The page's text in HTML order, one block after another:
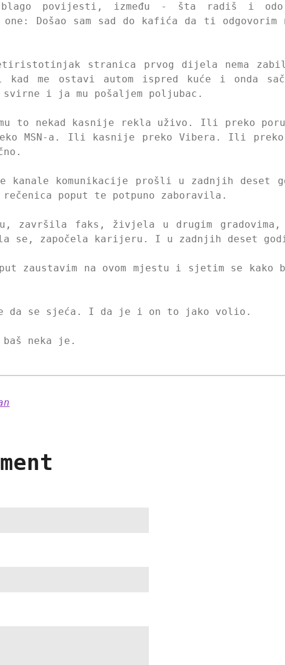
povijesti, između - šta radiš i
Došao sam sad do kafića da ti odgovorim
stranica prvog dijela nema
me ostavi autom ispred kuće i onda
svirne i ja mu pošaljem poljubac.
to nekad kasnije rekla uživo. Ili preko
MSN-a. Ili kasnije preko Vibera. Ili preko
kanale komunikacije prošli u zadnjih deset
rečenica poput te potpuno zaboravila.
završila faks, živjela u drugim gradovima,
se, započela karijeru. I u zadnjih deset
zaustavim na ovom mjestu i sjetim se
da se sjeća. I da je i on to jako volio.
neka je.